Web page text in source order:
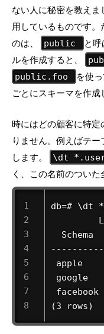
ない人に秘密を教え
用しているものです
のは、
public と呼
ルを作成すると、
public.foo
を使
ごとにスキーマを作成
時にはどの顧客に特
りません。例えばテ
します。
\dt
く、この名前のついた
db=# \dt
Schema
apple
google
(3 rows)